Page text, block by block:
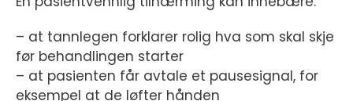
– at tannlegen forklarer rolig hva som skal skje
før behandlingen starter
– at pasienten får avtale et pausesignal, for
eksempel at de løfter hånden